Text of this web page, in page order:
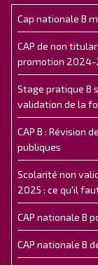
Cap nationale B
CAP de non
promotion 2024-
Stage pratique
validation de la
CAP B : Révision
publiques
Scolarité non
2025 : ce qu'il
CAP nationale B
CAP nationale B